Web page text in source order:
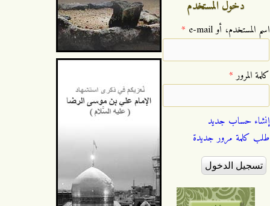
دخول المستخدم
‏اسم المستخدم، أو e-mail ‏ *
‏كلمة المرور ‏*
إنشاء حساب جديد
طلب كلمة مرور جديدة